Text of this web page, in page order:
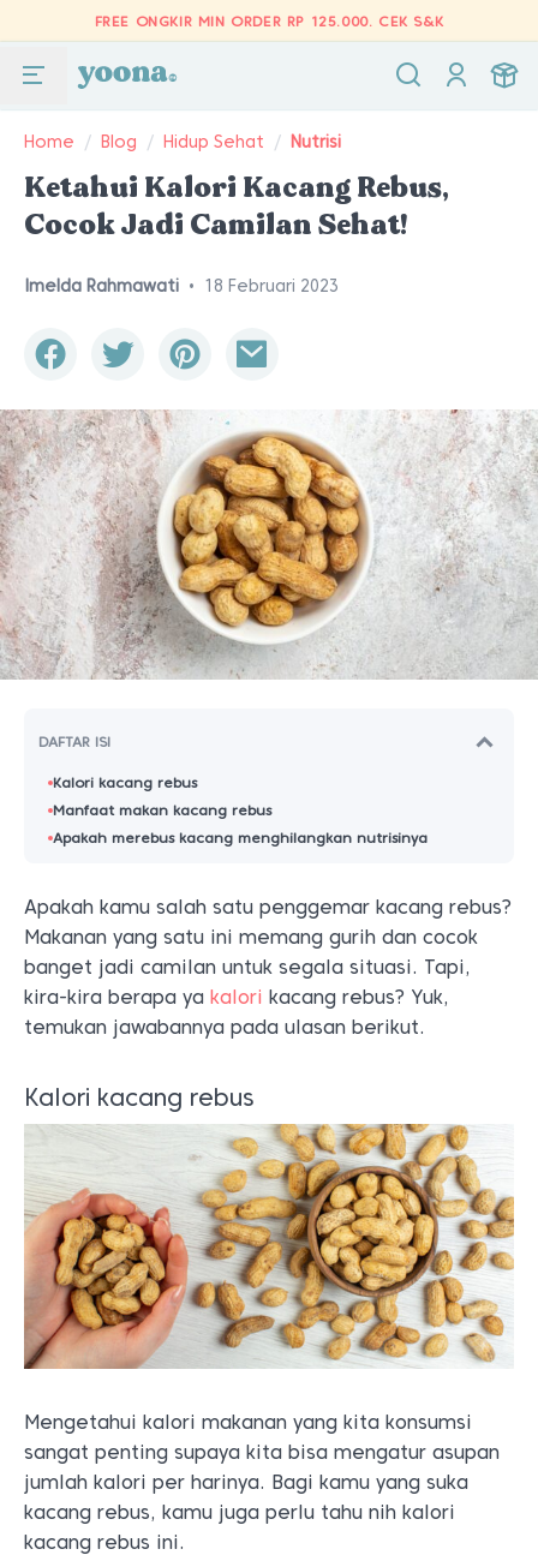
FREE ONGKIR MIN ORDER RP 125.000. CEK S&K
Home / Blog / Hidup Sehat / Nutrisi
Ketahui Kalori Kacang Rebus,
Cocok Jadi Camilan Sehat!
Imelda Rahmawati • 18 Februari 2023
DAFTAR ISI
Kalori kacang rebus
Manfaat makan kacang rebus
Apakah merebus kacang menghilangkan nutrisinya
Apakah kamu salah satu penggemar kacang rebus?
Makanan yang satu ini memang gurih dan cocok
banget jadi camilan untuk segala situasi. Tapi,
kira-kira berapa ya kalori kacang rebus? Yuk,
temukan jawabannya pada ulasan berikut.
Kalori kacang rebus
Mengetahui kalori makanan yang kita konsumsi
sangat penting supaya kita bisa mengatur asupan
jumlah kalori per harinya. Bagi kamu yang suka
kacang rebus, kamu juga perlu tahu nih kalori
kacang rebus ini.